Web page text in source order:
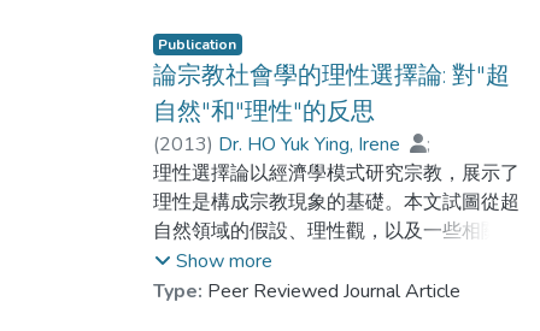
分析，藉此探討教義在宗教研究中的作用，
尤其是關於如何梳理涉及修德或道德元素的
宗教行為的運作邏輯。循此脈絡，本文試圖
指出在目的理性或以人的自利為基礎的宗教
研究進路以外的另一個理解進路。
Publication
論宗教社會學的理性選擇論: 對"超
自然"和"理性"的反思
(2013) Dr. HO Yuk Ying, Irene
;
Dr. LI Kit Man
理性選擇論以經濟學模式研究宗教，展示了
理性是構成宗教現象的基礎。本文試圖從超
自然領域的假設、理性觀，以及一些相關概
念，說明和評估理性選擇論，然後以德蘭修
女為例，討論該理論對於天主教徒的宗教行
Show more
Type: Peer Reviewed Journal Article